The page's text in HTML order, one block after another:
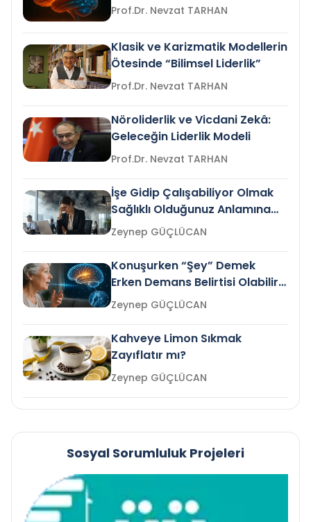
Prof.Dr. Nevzat TARHAN
Klasik ve Karizmatik Modellerin
Ötesinde “Bilimsel Liderlik”
Prof.Dr. Nevzat TARHAN
Nöroliderlik ve Vicdani Zekâ:
Geleceğin Liderlik Modeli
Prof.Dr. Nevzat TARHAN
İşe Gidip Çalışabiliyor Olmak
Sağlıklı Olduğunuz Anlamına
Gelir mi?Zeynep GÜÇLÜCAN
Konuşurken “Şey” Demek
Erken Demans Belirtisi Olabilir
mi?
Zeynep GÜÇLÜCAN
Kahveye Limon Sıkmak
Zayıflatır mı?
Zeynep GÜÇLÜCAN
Sosyal Sorumluluk Projeleri